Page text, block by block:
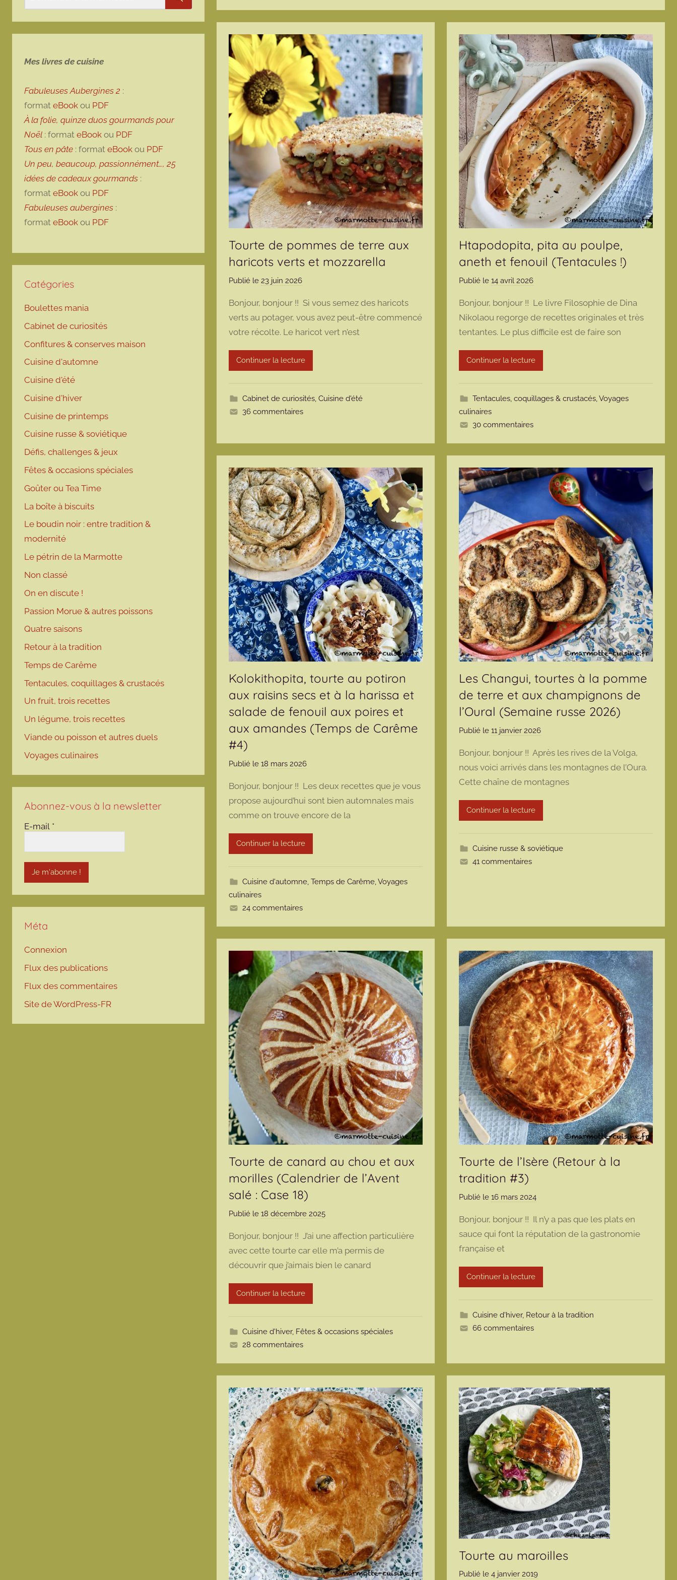
Tourte de pommes de terre aux
haricots verts et mozzarella
Publié le 23 juin 2026p
r
m
a
m
o
t
e
Bonjour, bonjour !! Si vous semez des haricots
verts au potager, vous avez peut-être commencé
votre récolte. Le haricot vert n’est
Continuer la lecture
Cabinet de curiosités,Cuisine d'été
36 commentaires
Htapodopita, pita au poulpe,
aneth et fenouil (Tentacules !)
Publié le 14 avril 2026p
r
m
a
m
o
t
Bonjour, bonjour !! Le livre Filosophie de Dina
Nikolaou regorge de recettes originales et très
tentantes. Le plus difficile est de faire son
Continuer la lecture
Tentacules, coquillages & crustacés,Voyages
culinaires
30 commentaires
Kolokithopita, tourte au potiron
aux raisins secs et à la harissa et
salade de fenouil aux poires et
aux amandes (Temps de Carême
#4)
Publié le 18 mars 2026p
r
m
a
o
t
Bonjour, bonjour !! Les deux recettes que je vous
propose aujourd’hui sont bien automnales mais
comme on trouve encore de la
Continuer la lecture
Cuisine d'automne,Temps de Carême,Voyages
culinaires
24 commentaires
Les Changui, tourtes à la pomme
de terre et aux champignons de
l’Oural (Semaine russe 2026)
Publié le 11 janvier 2026p
r
m
a
o
t
Bonjour, bonjour !! Après les rives de la Volga,
nous voici arrivés dans les montagnes de l’Oura.
Cette chaîne de montagnes
Continuer la lecture
Cuisine russe & soviétique
41 commentaires
Tourte de canard au chou et aux
morilles (Calendrier de l’Avent
salé : Case 18)
Publié le 18 décembre 2025p
r
m
a
t
Bonjour, bonjour !! J’ai une affection particulière
avec cette tourte car elle m’a permis de
découvrir que j’aimais bien le canard
Continuer la lecture
Cuisine d'hiver, Fêtes & occasions spéciales
28 commentaires
Tourte de l’Isère (Retour à la
tradition #3)
Publié le 16 mars 2024p
r
m
o
t
Bonjour, bonjour !! Il n’y a pas que les plats en
sauce qui font la réputation de la gastronomie
française et
Continuer la lecture
Cuisine d'hiver, Retour à la tradition
66 commentaires
Tourte au maroilles
Publié le 4 janvier 2019p
Rechercher
Mes livres de cuisine
Fabuleuses Aubergines 2 :
format eBook ou PDF
À la folie, quinze duos gourmands pour
Noël : format eBook ou PDF
Tous en pâte : format eBook ou PDF
Un peu, beaucoup, passionnément…, 25
idées de cadeaux gourmands :
format eBook ou PDF
Fabuleuses aubergines :
format eBook ou PDF
Catégories
Boulettes mania
Cabinet de curiosités
Confitures & conserves maison
Cuisine d'automne
Cuisine d'été
Cuisine d'hiver
Cuisine de printemps
Cuisine russe & soviétique
Défis, challenges & jeux
Fêtes & occasions spéciales
Goûter ou Tea Time
La boîte à biscuits
Le boudin noir : entre tradition &
modernité
Le pétrin de la Marmotte
Non classé
On en discute !
Passion Morue & autres poissons
Quatre saisons
Retour à la tradition
Temps de Carême
Tentacules, coquillages & crustacés
Un fruit, trois recettes
Un légume, trois recettes
Viande ou poisson et autres duels
Voyages culinaires
Abonnez-vous à la newsletter
E-mail *
Méta
Connexion
Flux des publications
Flux des commentaires
Site de WordPress-FR